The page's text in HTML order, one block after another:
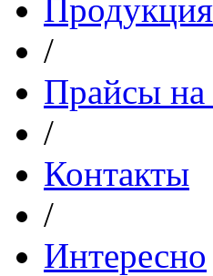
Продукция
/
Прайсы
/
Контакты
/
Интересно